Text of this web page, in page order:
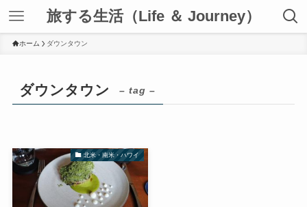
旅する生活（Life ＆ Journey）
ホーム ダウンタウン
ダウンタウン – tag –
北米・南米・ハワイ